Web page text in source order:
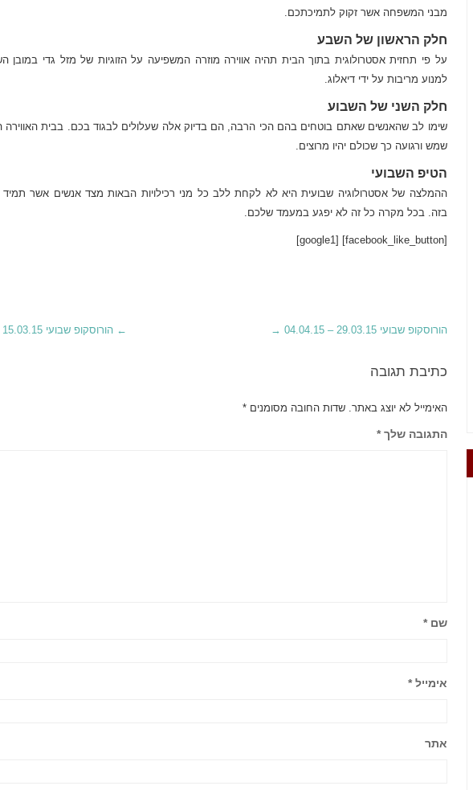
מבני המשפחה אשר זקוק לתמיכתכם.
חלק הראשון של השבע
על פי תחזית אסטרולוגית בתוך הבית תהיה אווירה מוזרה המשפיעה על הזוגיות של מזל גדי במובן
למנוע מריבות על ידי דיאלוג.
חלק השני של השבוע
שימו לב שהאנשים שאתם בוטחים בהם הכי הרבה, הם בדיוק אלה שעלולים לבגוד בכם. בבית
שמש ורגועה כך שכולם יהיו מרוצים.
הטיפ השבועי
ההמלצה של אסטרולוגיה שבועית היא לא לקחת ללב כל מני רכילויות הבאות מצד אנשים אשר
בזה. בכל מקרה כל זה לא יפגע במעמד שלכם.
[facebook_like_button] [google1]
← הורוסקופ שבועי 15.03.15 – 21.03.15 הורוסקופ שבועי 29.03.15 – 04.04.15 →
כתיבת תגובה
האימייל לא יוצג באתר. שדות החובה מסומנים*
התגובה שלך*
שם*
אימייל*
אתר